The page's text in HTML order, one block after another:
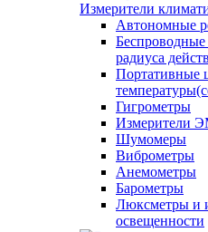
Измерители
Автономные
радиуса
Портативные
Гигрометры
Измерители
Шумомеры
Виброметры
Анемометры
Барометры
Люксметры и
освещенности